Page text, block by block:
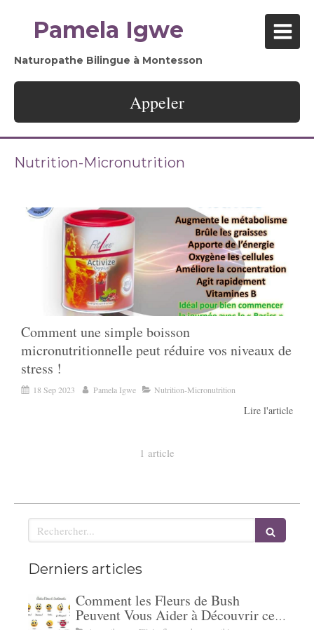
Pamela Igwe
Naturopathe Bilingue à Montesson
Appeler
Nutrition-Micronutrition
Comment une simple boisson
micronutritionnelle peut réduire vos niveaux de
stress !
18 Sep 2023 Pamela Igwe Nutrition-Micronutrition
Lire l'article
1 article
Rechercher
Derniers articles
Comment les Fleurs de Bush
Peuvent Vous Aider à Découvrir ce